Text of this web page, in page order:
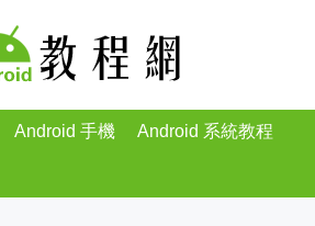
Android 手機 Android 系統教程